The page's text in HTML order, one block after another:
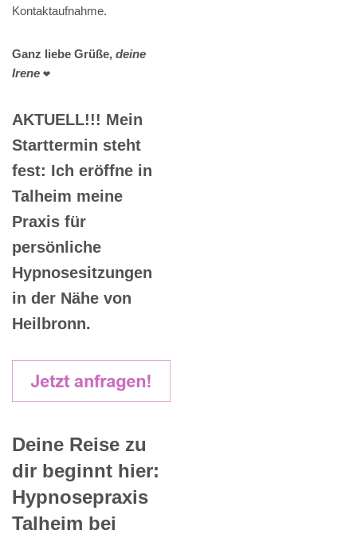
Kontaktaufnahme.
Ganz liebe Grüße, deine
Irene ❤️
AKTUELL!!! Mein
Starttermin steht
fest: Ich eröffne in
Talheim meine
Praxis für
persönliche
Hypnosesitzungen
in der Nähe von
Heilbronn.
Deine Reise zu
dir beginnt hier:
Hypnosepraxis
Talheim bei